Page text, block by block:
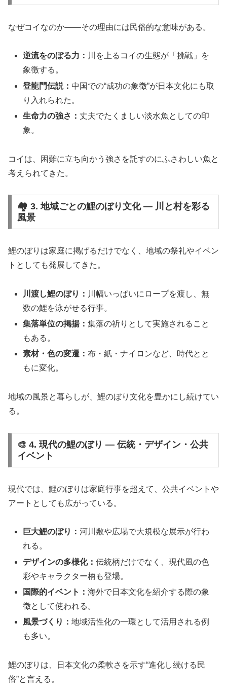
なぜコイなのか――その理由には民俗的な意味がある。
逆流をのぼる力： 川を上るコイの生態が「挑戦」を
象徴する。
登龍門伝説： 中国での“成功の象徴”が日本文化にも取
り入れられた。
生命力の強さ：丈夫でたくましい淡水魚としての印
象。
コイは、困難に立ち向かう強さを託すのにふさわしい魚と
考えられてきた。
🏘 3. 地域ごとの鯉のぼり文化 ― 川と村を彩る
風景
鯉のぼりは家庭に掲げるだけでなく、地域の祭礼やイベン
トとしても発展してきた。
川渡し鯉のぼり： 川幅いっぱいにロープを渡し、無
数の鯉を泳がせる行事。
集落単位の掲揚：集落の祈りとして実施されること
もある。
素材・色の変遷：布・紙・ナイロンなど、時代とと
もに変化。
地域の風景と暮らしが、鯉のぼり文化を豊かにし続けてい
る。
🎨 4. 現代の鯉のぼり ― 伝統・デザイン・公共
イベント
現代では、鯉のぼりは家庭行事を超えて、公共イベントや
アートとしても広がっている。
巨大鯉のぼり：河川敷や広場で大規模な展示が行わ
れる。
デザインの多様化：伝統柄だけでなく、現代風の色
彩やキャラクター柄も登場。
国際的イベント：海外で日本文化を紹介する際の象
徴として使われる。
風景づくり：地域活性化の一環として活用される例
も多い。
鯉のぼりは、日本文化の柔軟さを示す“進化し続ける民
俗”と言える。